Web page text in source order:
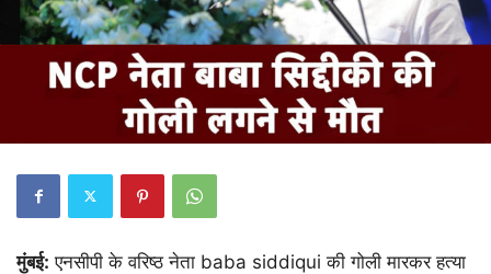
मुंबई: एनसीपी के वरिष्ठ नेता baba siddiqui की गोली मारकर हत्या